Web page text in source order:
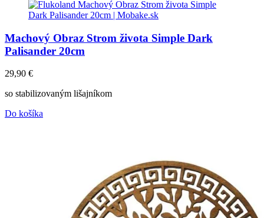
Machový Obraz Strom života Simple Dark
Palisander 20cm
29,90 €
so stabilizovaným lišajníkom
Do košíka